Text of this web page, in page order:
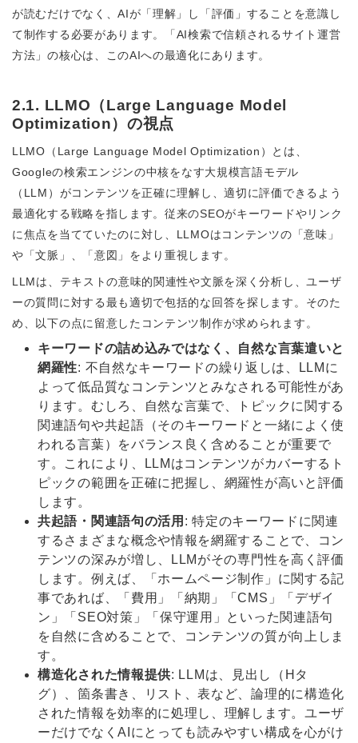
が読むだけでなく、AIが「理解」し「評価」することを意識し
て制作する必要があります。「AI検索で信頼されるサイト運営
方法」の核心は、このAIへの最適化にあります。
2.1. LLMO（Large Language Model
Optimization）の視点
LLMO（Large Language Model Optimization）とは、
Googleの検索エンジンの中核をなす大規模言語モデル
（LLM）がコンテンツを正確に理解し、適切に評価できるよう
最適化する戦略を指します。従来のSEOがキーワードやリンク
に焦点を当てていたのに対し、LLMOはコンテンツの「意味」
や「文脈」、「意図」をより重視します。
LLMは、テキストの意味的関連性や文脈を深く分析し、ユーザ
ーの質問に対する最も適切で包括的な回答を探します。そのた
め、以下の点に留意したコンテンツ制作が求められます。
キーワードの詰め込みではなく、自然な言葉遣いと
網羅性: 不自然なキーワードの繰り返しは、LLMに
よって低品質なコンテンツとみなされる可能性があ
ります。むしろ、自然な言葉で、トピックに関する
関連語句や共起語（そのキーワードと一緒によく使
われる言葉）をバランス良く含めることが重要で
す。これにより、LLMはコンテンツがカバーするト
ピックの範囲を正確に把握し、網羅性が高いと評価
します。
共起語・関連語句の活用 : 特定のキーワードに関連
するさまざまな概念や情報を網羅することで、コン
テンツの深みが増し、LLMがその専門性を高く評価
します。例えば、「ホームページ制作」に関する記
事であれば、「費用」「納期」「CMS」「デザイ
ン」「SEO対策」「保守運用」といった関連語句
を自然に含めることで、コンテンツの質が向上しま
す。
構造化された情報提供: LLMは、見出し（Hタ
グ）、箇条書き、リスト、表など、論理的に構造化
された情報を効率的に処理し、理解します。ユーザ
ーだけでなくAIにとっても読みやすい構成を心がけ